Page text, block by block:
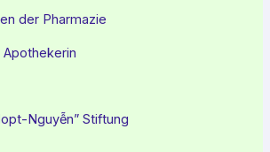
der Pharmazie
Nguyễn” Stiftung